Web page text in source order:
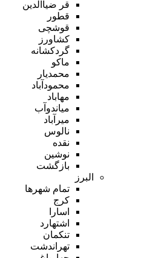
قر ضیاالدین
قطور
قوشچی
کشاورز
گردکشانه
ماکو
محمدیار
محمودآباد
مهاباد
میاندوآب
میرآباد
نالوس
نقده
نوشین
بازگشت
البرز
تمام شهر‌ها
کرج
اسارا
اشتهارد
تنکمان
تهراندشت